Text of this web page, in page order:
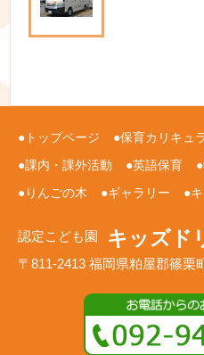
トップページ 保育カリキュ
課内・課外活動
英語保育
りんごの木
ギャラリー
認定こども園 キッズド
〒811-2413 福岡県粕屋郡篠栗